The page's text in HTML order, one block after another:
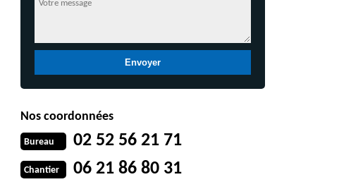
Nos coordonnées
Bureau 02 52 56 21 71
Chantier 06 21 86 80 31